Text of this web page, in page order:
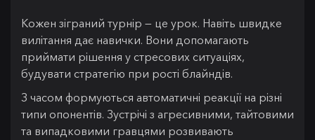
Кожен зіграний турнір — це урок. Навіть швидке
вилітання дає навички. Вони допомагають
приймати рішення у стресових ситуаціях,
будувати стратегію при рості блайндів.
З часом формуються автоматичні реакції на різні
типи опонентів. Зустрічі з агресивними, тайтовими
та випадковими гравцями розвивають